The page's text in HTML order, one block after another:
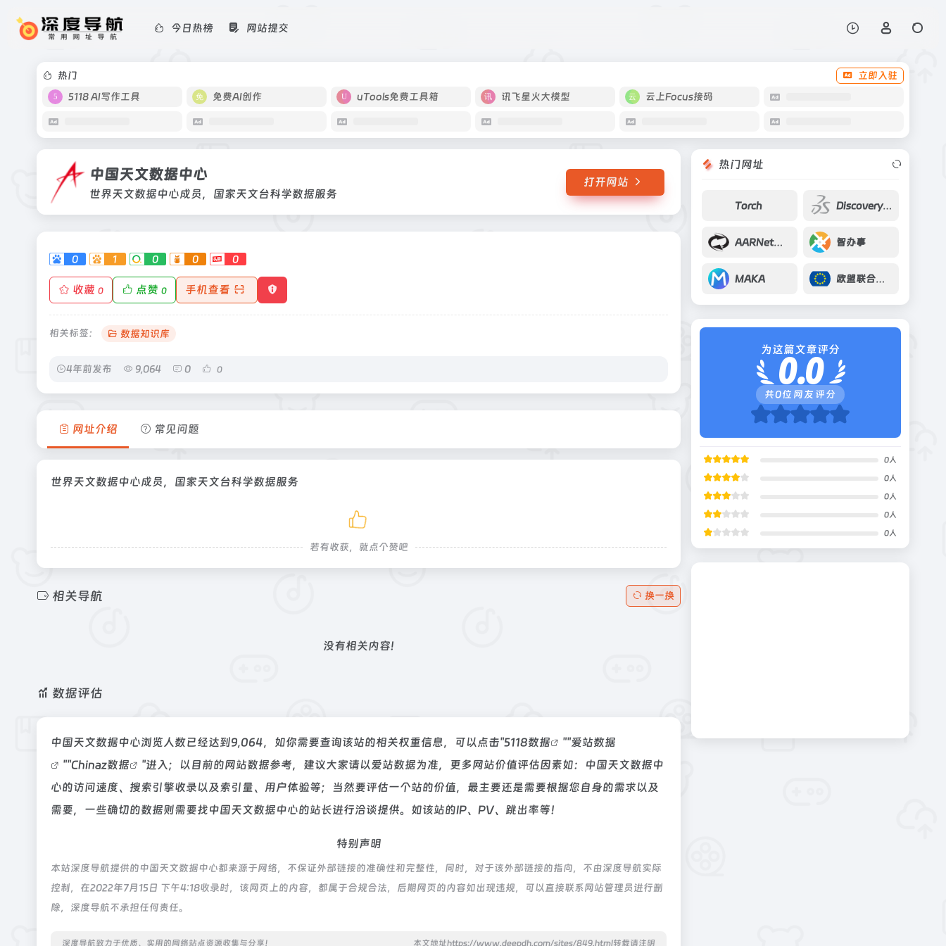
今日热榜 网站提交
热门
立即入驻
5118 AI写作工具
免费AI创作 uTools免费工具箱 讯飞星火大模型 云上Focus接码
中国天文数据中心
世界天文数据中心成员，国家天文台科学数据服务
打开网站
0 1 0 0 0
收藏 0 点赞 0 手机查看
相关标签： 数据知识库
4年前发布 9,064 0 0
网址介绍 常见问题
世界天文数据中心成员，国家天文台科学数据服务
若有收获，就点个赞吧
相关导航 换一换
没有相关内容!
数据评估
中国天文数据中心浏览人数已经达到9,064，如你需要查询该站的相关权重信息，可以点击"5118数据 ""爱站数据
""Chinaz数据
"进入；以目前的网站数据参考，建议大家请以爱站数据为准，更多网站价值评估因素如：中国天文数据中
心的访问速度、搜索引擎收录以及索引量、用户体验等；当然要评估一个站的价值，最主要还是需要根据您自身的需求以及
需要，一些确切的数据则需要找中国天文数据中心的站长进行洽谈提供。如该站的IP、PV、跳出率等！
特别声明
本站深度导航提供的中国天文数据中心都来源于网络，不保证外部链接的准确性和完整性，同时，对于该外部链接的指向，不由深度导航实际
控制，在2022年7月15日 下午4:18收录时，该网页上的内容，都属于合规合法，后期网页的内容如出现违规，可以直接联系网站管理员进行删
除，深度导航不承担任何责任。
深度导航致力于优质、实用的网络站点资源收集与分享！ 本文地址https://www.deepdh.com/sites/849.html转载请注明
热门网址
Torch Discovery Studio
AARNet（澳大利亚学术研究网） 智办事
MAKA 欧盟联合研究中心数据目录
为这篇文章评分
0.0
共0位网友评分
0人
0人
0人
0人
0人